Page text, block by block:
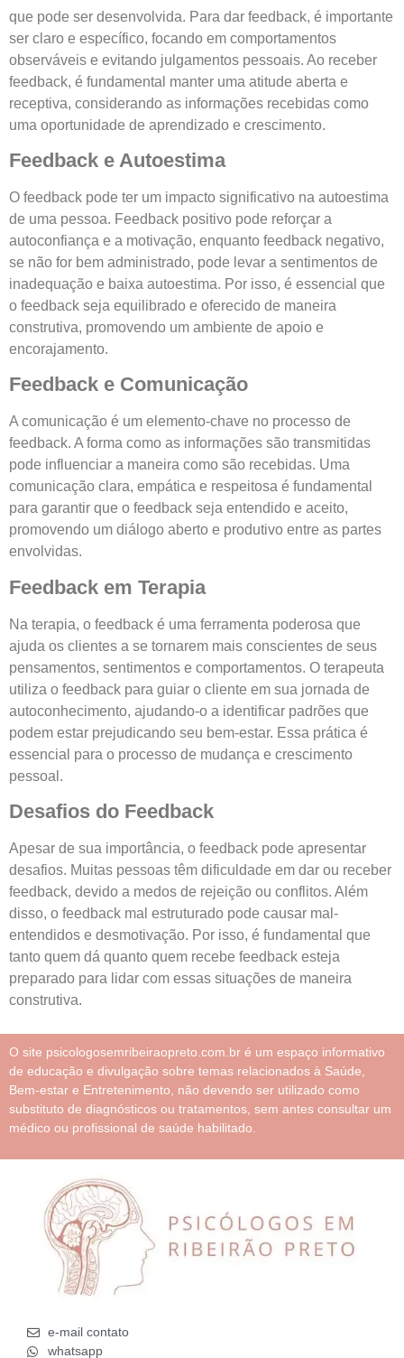
que pode ser desenvolvida. Para dar feedback, é importante
ser claro e específico, focando em comportamentos
observáveis e evitando julgamentos pessoais. Ao receber
feedback, é fundamental manter uma atitude aberta e
receptiva, considerando as informações recebidas como
uma oportunidade de aprendizado e crescimento.
Feedback e Autoestima
O feedback pode ter um impacto significativo na autoestima
de uma pessoa. Feedback positivo pode reforçar a
autoconfiança e a motivação, enquanto feedback negativo,
se não for bem administrado, pode levar a sentimentos de
inadequação e baixa autoestima. Por isso, é essencial que
o feedback seja equilibrado e oferecido de maneira
construtiva, promovendo um ambiente de apoio e
encorajamento.
Feedback e Comunicação
A comunicação é um elemento-chave no processo de
feedback. A forma como as informações são transmitidas
pode influenciar a maneira como são recebidas. Uma
comunicação clara, empática e respeitosa é fundamental
para garantir que o feedback seja entendido e aceito,
promovendo um diálogo aberto e produtivo entre as partes
envolvidas.
Feedback em Terapia
Na terapia, o feedback é uma ferramenta poderosa que
ajuda os clientes a se tornarem mais conscientes de seus
pensamentos, sentimentos e comportamentos. O terapeuta
utiliza o feedback para guiar o cliente em sua jornada de
autoconhecimento, ajudando-o a identificar padrões que
podem estar prejudicando seu bem-estar. Essa prática é
essencial para o processo de mudança e crescimento
pessoal.
Desafios do Feedback
Apesar de sua importância, o feedback pode apresentar
desafios. Muitas pessoas têm dificuldade em dar ou receber
feedback, devido a medos de rejeição ou conflitos. Além
disso, o feedback mal estruturado pode causar mal-
entendidos e desmotivação. Por isso, é fundamental que
tanto quem dá quanto quem recebe feedback esteja
preparado para lidar com essas situações de maneira
construtiva.
O site psicologosemribeiraopreto.com.br é um espaço informativo
de educação e divulgação sobre temas relacionados à Saúde,
Bem-estar e Entretenimento, não devendo ser utilizado como
substituto de diagnósticos ou tratamentos, sem antes consultar um
médico ou profissional de saúde habilitado.
e-mail contato
whatsapp